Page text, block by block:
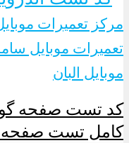
مرکز تعمیرات
تعمیرات موبایل
موبایل البان
کد تست صفحه
کامل تست صفحه